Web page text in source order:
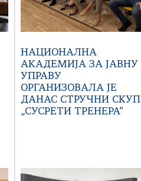
НАЦИОНАЛНА
АКАДЕМИЈА ЗА ЈАВНУ
УПРАВУ
ОРГАНИЗОВАЛА ЈЕ
ДАНАС СТРУЧНИ СКУП
„СУСРЕТИ ТРЕНЕРА“